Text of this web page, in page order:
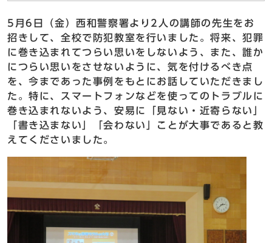
5月6日（金）西和警察署より2人の講師の先生をお
招きして、全校で防犯教室を行いました。将来、犯罪
に巻き込まれてつらい思いをしないよう、また、誰か
につらい思いをさせないように、気を付けるべき点
を、今まであった事例をもとにお話していただきまし
た。特に、スマートフォンなどを使ってのトラブルに
巻き込まれないよう、安易に「見ない・近寄らない」
「書き込まない」「会わない」ことが大事であると教
えてくださいました。